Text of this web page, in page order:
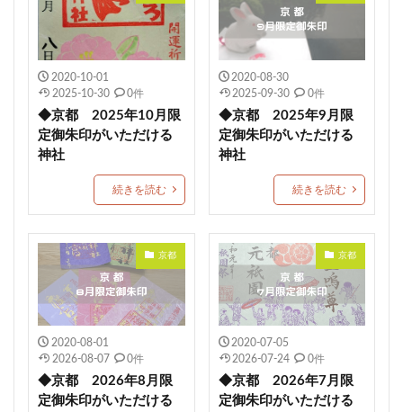
こどもの日御朱印 住吉 生根神社 館腰神社
了法寺 杭瀬熊野神社 吾平津神社 朝峯神社
八乙女八幡神社 再起復活
埼玉 資格合格
豊満神社 大分 普天満宮 廿日市天満宮
小平潟天満宮 芳賀天満宮
日本三大天神 ストーンサークル
1日枚数限定御朱印 浅草神社 素鵞神社
眞田神社 伊豫豆比古命神社 天之宮 二柱神社
賀茂別雷神社 岡田神社（岡田宮） 満願成就
沼津市 大野神社 朔日まいり 元祇園梛神社
龍の絵 青木天満宮
金峯神社 岐阜護国神社 多度大社 崇道天皇社
御嶽神社茅萱宮 5月限定御朱印
2020-10-01
2025-10-30
0件
◆京都 2025年10月限
定御朱印がいただける
神社
続きを読む
2020-08-30
2025-09-30
0件
◆京都 2025年9月限
定御朱印がいただける
神社
続きを読む
京都
2020-08-01
2026-08-07
0件
◆京都 2026年8月限
定御朱印がいただける
京都
2020-07-05
2026-07-24
0件
◆京都 2026年7月限
定御朱印がいただける